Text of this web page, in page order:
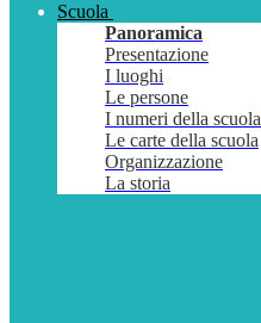
Scuola
Panoramica
Presentazione
I luoghi
Le persone
I numeri della scuola
Le carte della scuola
Organizzazione
La storia